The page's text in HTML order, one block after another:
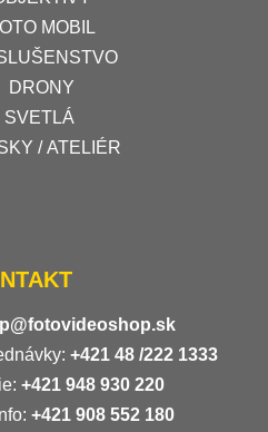
MOBIL
DRONY
SVETLÁ
/ ATELIÉR
+421 48 /222 1333
+421 948 930 220
+421 908 552 180